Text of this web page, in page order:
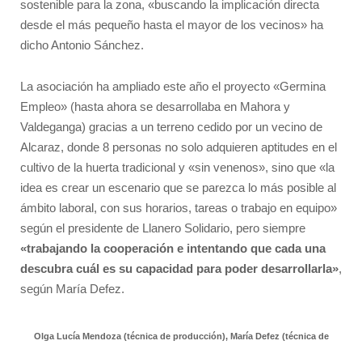
sostenible para la zona, «buscando la implicación directa
desde el más pequeño hasta el mayor de los vecinos» ha
dicho Antonio Sánchez.
La asociación ha ampliado este año el proyecto «Germina
Empleo» (hasta ahora se desarrollaba en Mahora y
Valdeganga) gracias a un terreno cedido por un vecino de
Alcaraz, donde 8 personas no solo adquieren aptitudes en el
cultivo de la huerta tradicional y «sin venenos», sino que «la
idea es crear un escenario que se parezca lo más posible al
ámbito laboral, con sus horarios, tareas o trabajo en equipo»
según el presidente de Llanero Solidario, pero siempre
«trabajando la cooperación e intentando que cada una
descubra cuál es su capacidad para poder desarrollarla»,
según María Defez.
Olga Lucía Mendoza (técnica de producción), María Defez (técnica de